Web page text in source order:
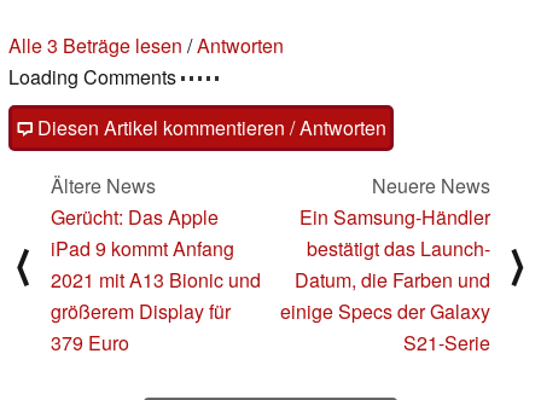
Alle 3 Beträge lesen /Antworten
Loading Comments
Diesen Artikel kommentieren / Antworten
⟨
Ältere News
Gerücht: Das Apple
iPad 9 kommt Anfang
2021 mit A13 Bionic und
größerem Display für
379 Euro
Neuere News
Ein Samsung-Händler
bestätigt das Launch-
Datum, die Farben und
einige Specs der Galaxy
S21-Serie
⟩